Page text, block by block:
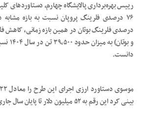
رییس بهره‌برداری پالایشگاه چهارم، دستاوردهای
و
دانست.
بینی کرد این رقم به ۵۲ میلیون دلار تا پایان سال جاری افزایش خواهد یافت.